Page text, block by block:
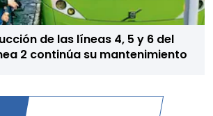
de las líneas 4, 5 y 6 del
2 continúa su mantenimiento